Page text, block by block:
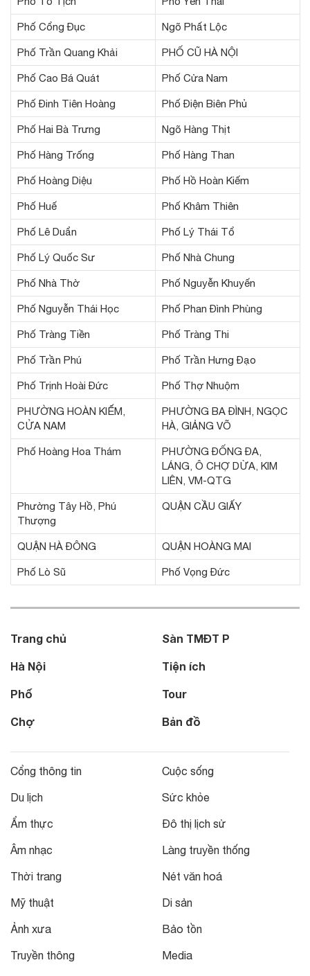
Phố Cổng Đục Ngõ Phất Lộc
Phố Trần Quang Khải PHỐ CŨ HÀ NỘI
Phố Cao Bá Quát Phố Cửa Nam
Phố Đinh Tiên Hoàng Phố Điện Biên Phủ
Phố Hai Bà Trưng Ngõ Hàng Thịt
Phố Hàng Trống Phố Hàng Than
Phố Hoàng Diệu Phố Hồ Hoàn Kiếm
Phố Huế Phố Khâm Thiên
Phố Lê Duẩn Phố Lý Thái Tổ
Phố Lý Quốc Sư Phố Nhà Chung
Phố Nhà Thờ Phố Nguyễn Khuyến
Phố Nguyễn Thái Học Phố Phan Đình Phùng
Phố Tràng Tiền Phố Tràng Thi
Phố Trần Phú Phố Trần Hưng Đạo
Phố Trịnh Hoài Đức Phố Thợ Nhuộm
PHƯỜNG HOÀN KIẾM,
CỬA NAM
PHƯỜNG BA ĐÌNH, NGỌC
HÀ, GIẢNG VÕ
Phố Hoàng Hoa Thám
PHƯỜNG ĐỐNG ĐA,
LÁNG, Ô CHỢ DỪA, KIM
LIÊN, VM-QTG
Phường Tây Hồ, Phú
Thượng
QUẬN CẦU GIẤY
QUẬN HÀ ĐÔNG QUẬN HOÀNG MAI
Phố Lò Sũ Phố Vọng Đức
Trang chủ
Hà Nội
Phố
Chợ
Sàn TMĐT P
Tiện ích
Tour
Bản đồ
Cổng thông tin
Du lịch
Ẩm thực
Âm nhạc
Thời trang
Mỹ thuật
Ảnh xưa
Truyền thông
Cuộc sống
Sức khỏe
Đô thị lịch sử
Làng truyền thống
Nét văn hoá
Di sản
Bảo tồn
Media